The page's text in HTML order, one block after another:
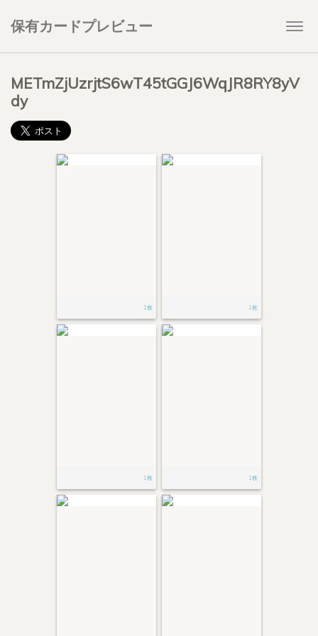
保有カードプレビュー
METmZjUzrjtS6wT45tGGJ6WqJR8RY8yV
dy
1枚 1枚
1枚 1枚